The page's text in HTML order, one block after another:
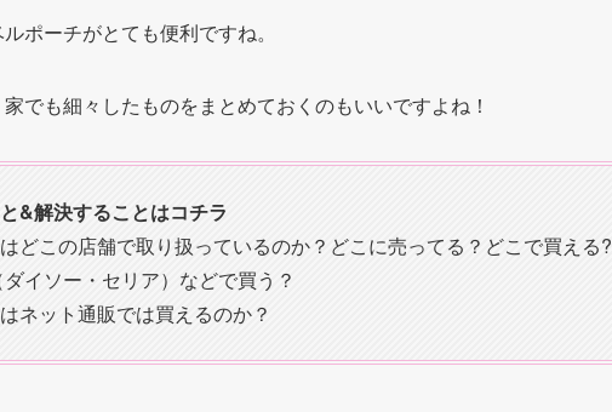
ポーチがとても便利ですね。
でも細々したものをまとめておくのもいいですよね！
&解決することはコチラ
どこの店舗で取り扱っているのか？どこに売ってる？どこで買える?
イソー・セリア）などで買う？
ネット通販では買えるのか？